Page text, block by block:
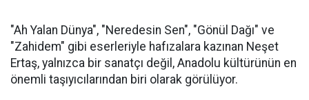
"Ah Yalan Dünya", "Neredesin Sen", "Gönül Dağı" ve
"Zahidem" gibi eserleriyle hafızalara kazınan Neşet
Ertaş, yalnızca bir sanatçı değil, Anadolu kültürünün en
önemli taşıyıcılarından biri olarak görülüyor.